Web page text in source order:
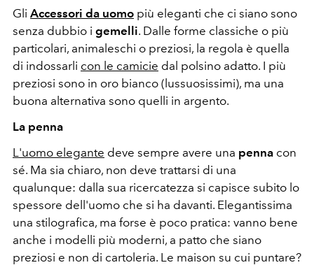
Gli Accessori da uomo più eleganti che ci siano sono
senza dubbio i gemelli. Dalle forme classiche o più
particolari, animaleschi o preziosi, la regola è quella
di indossarli con le camicie dal polsino adatto. I più
preziosi sono in oro bianco (lussuosissimi), ma una
buona alternativa sono quelli in argento.
La penna
L'uomo elegante deve sempre avere una penna con
sé. Ma sia chiaro, non deve trattarsi di una
qualunque: dalla sua ricercatezza si capisce subito lo
spessore dell'uomo che si ha davanti. Elegantissima
una stilografica, ma forse è poco pratica: vanno bene
anche i modelli più moderni, a patto che siano
preziosi e non di cartoleria. Le maison su cui puntare?